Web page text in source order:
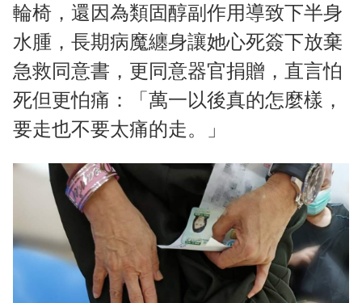
輪椅，還因為類固醇副作用導致下半身
水腫，長期病魔纏身讓她心死簽下放棄
急救同意書，更同意器官捐贈，直言怕
死但更怕痛：「萬一以後真的怎麼樣，
要走也不要太痛的走。」